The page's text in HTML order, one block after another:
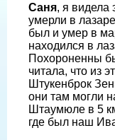
Саня, я видела
умерли в
был и умер в
находился в
Похороненны
читала, что из
Штукенброк
они там могли
Штаумюле в 5
где был наш